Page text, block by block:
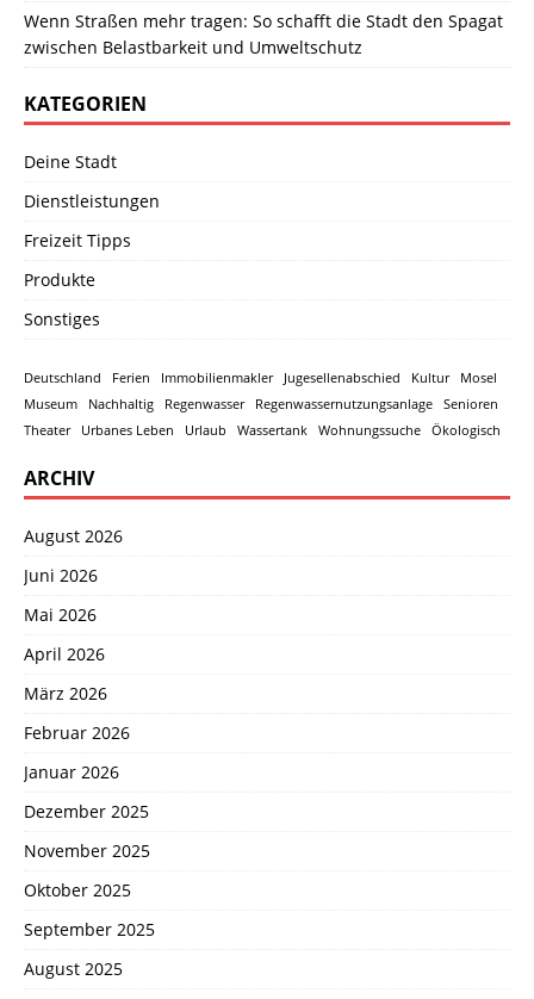
Wenn Straßen mehr tragen: So schafft die Stadt den Spagat
zwischen Belastbarkeit und Umweltschutz
KATEGORIEN
Deine Stadt
Dienstleistungen
Freizeit Tipps
Produkte
Sonstiges
Deutschland Ferien Immobilienmakler Jugesellenabschied Kultur
Mosel
Museum
Nachhaltig Regenwasser Regenwassernutzungsanlage
Senioren
Theater
Urbanes Leben Urlaub Wassertank Wohnungssuche Ökologisch
ARCHIV
August 2026
Juni 2026
Mai 2026
April 2026
März 2026
Februar 2026
Januar 2026
Dezember 2025
November 2025
Oktober 2025
September 2025
August 2025